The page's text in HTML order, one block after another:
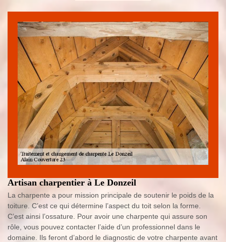
Artisan charpentier à Le Donzeil
La charpente a pour mission principale de soutenir le poids de la
toiture. C’est ce qui détermine l’aspect du toit selon la forme.
C’est ainsi l’ossature. Pour avoir une charpente qui assure son
rôle, vous pouvez contacter l’aide d’un professionnel dans le
domaine. Ils feront d’abord le diagnostic de votre charpente avant